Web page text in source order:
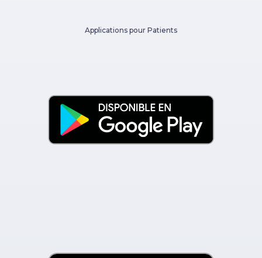
Applications pour Patients